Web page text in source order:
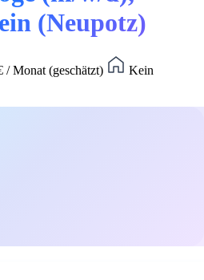
(Neupotz)
/ Monat (geschätzt)
Kein